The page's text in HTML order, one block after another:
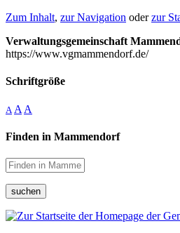
Zum Inhalt, zur Navigation oderzur
Verwaltungsgemeinschaft
https://www.vgmammendorf.de/
Schriftgröße
A A A
Finden in Mammendorf
suchen